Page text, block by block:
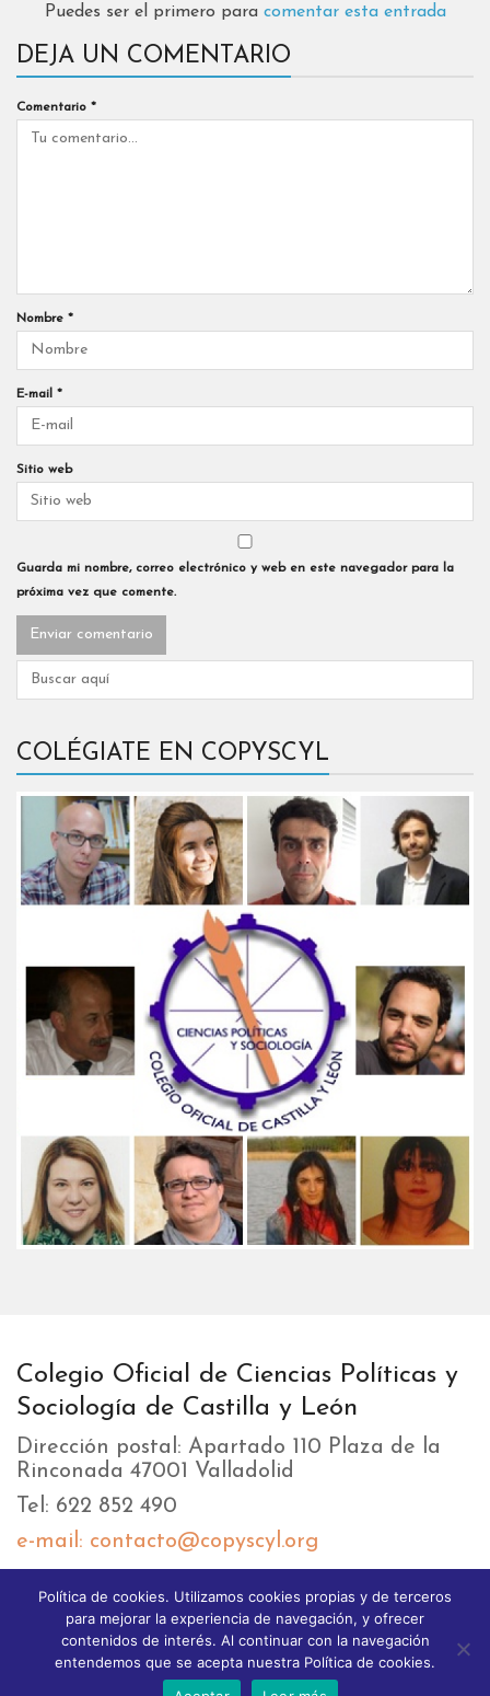
Puedes ser el primero para comentar esta entrada
DEJA UN COMENTARIO
Comentario *
Nombre *
E-mail *
Sitio web
Guarda mi nombre, correo electrónico y web en este navegador para la
próxima vez que comente.
COLÉGIATE EN COPYSCYL
Colegio Oficial de Ciencias Políticas y
Sociología de Castilla y León
Dirección postal: Apartado 110 Plaza de la
Rinconada 47001 Valladolid
Tel: 622 852 490
e-mail: contacto@copyscyl.org
LIKEBOX
Política de cookies. Utilizamos cookies propias y de terceros
para mejorar la experiencia de navegación, y ofrecer
contenidos de interés. Al continuar con la navegación
entendemos que se acepta nuestra Política de cookies.